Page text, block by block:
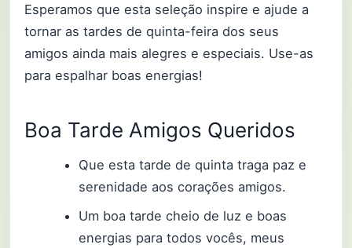
Esperamos que esta seleção inspire e ajude a
tornar as tardes de quinta-feira dos seus
amigos ainda mais alegres e especiais. Use-as
para espalhar boas energias!
Boa Tarde Amigos Queridos
Que esta tarde de quinta traga paz e
serenidade aos corações amigos.
Um boa tarde cheio de luz e boas
energias para todos vocês, meus